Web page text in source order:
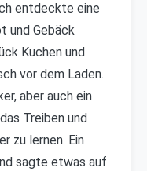
entdeckte eine
und Gebäck
Kuchen und
vor dem Laden.
aber auch ein
Treiben und
zu lernen. Ein
sagte etwas auf